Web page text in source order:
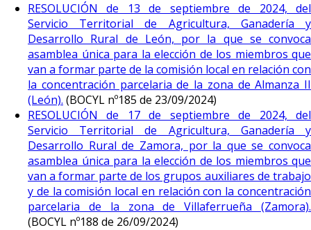
RESOLUCIÓN de 13 de septiembre de 2024, del
Servicio Territorial de Agricultura, Ganadería y
Desarrollo Rural de León, por la que se convoca
asamblea única para la elección de los miembros que
van a formar parte de la comisión local en relación con
la concentración parcelaria de la zona de Almanza II
(León). (BOCYL nº185 de 23/09/2024)
RESOLUCIÓN de 17 de septiembre de 2024, del
Servicio Territorial de Agricultura, Ganadería y
Desarrollo Rural de Zamora, por la que se convoca
asamblea única para la elección de los miembros que
van a formar parte de los grupos auxiliares de trabajo
y de la comisión local en relación con la concentración
parcelaria de la zona de Villaferrueña (Zamora).
(BOCYL nº188 de 26/09/2024)